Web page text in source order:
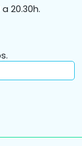
20.30h.